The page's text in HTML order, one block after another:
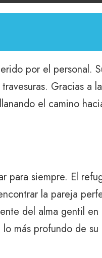
por el personal.
Gracias a
el camino
para siempre. El
la pareja
del alma gentil
más profundo de